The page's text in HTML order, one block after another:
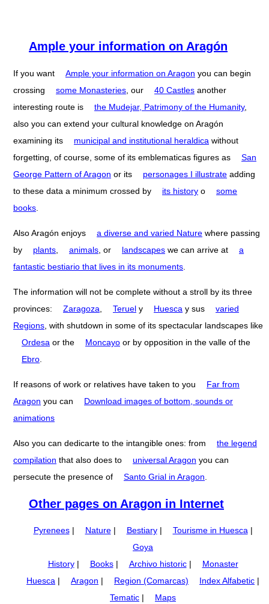
Ample your information on Aragón
If you want Ample your information on Aragon you can begin
crossing
some Monasteries , our 40 Castles another
interesting route is
the Mudejar, Patrimony of the Humanity,
also you can extend your cultural knowledge on Aragón
examining its
municipal and institutional heraldica without
forgetting, of course, some of its emblematicas figures as
San
George Pattern of Aragon or its personages I illustrate adding
to these data a minimum crossed by
its history o
some
books
Also Aragón enjoys a diverse and varied Nature where passing
by
plants animals , or landscapes we can arrive at
a
fantastic bestiario that lives in its monuments
The information will not be complete without a stroll by its three
provinces:
Zaragoza Teruel y Huesca y sus
varied
Regions , with shutdown in some of its spectacular landscapes like
Ordesa or the Moncayo or by opposition in the valle of the
Ebro
If reasons of work or relatives have taken to you
Far from
Aragon you can
Download images of bottom, sounds or
animations
Also you can dedicarte to the intangible ones: from
the legend
compilation that also does to universal Aragon you can
persecute the presence of
Santo Grial in Aragon
Other pages on Aragon in Internet
Pyrenees| Nature| Bestiary| Tourisme in Huesca |
Goya
History| Books| Archivo historic|
Monaster
Huesca | Aragon | Region (Comarcas) Index Alfabetic |
Tematic | Maps